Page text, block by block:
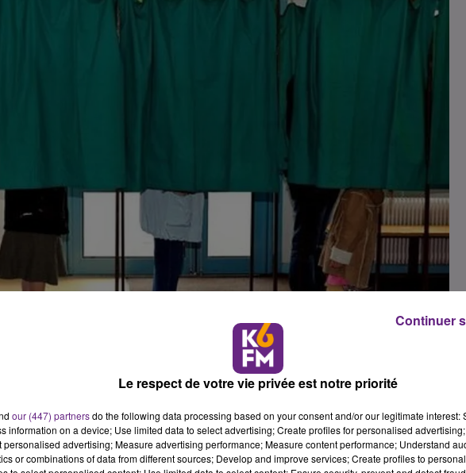
législatives, petit rappel sur les horaires des différents bureaux de
voter.
Le respect de votre vie privée est notre priorité
our (447) partnersdo the following data processing based on your consent and/or our legitimate interest:
information on a device; Use limited data to select advertising; Create profiles for personalised
personalised advertising; Measure advertising performance; Measure content performance; Understand
or combinations of data from different sources; Develop and improve services; Create profiles to
Continuer